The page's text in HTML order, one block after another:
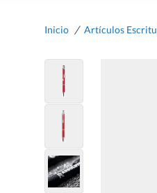
Inicio / Artículos